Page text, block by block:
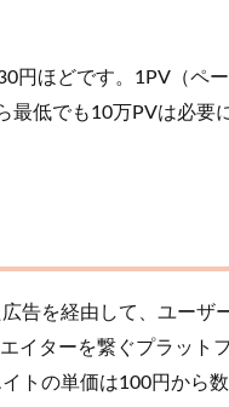
円ほどです。1PV（ペ
最低でも10万PVは必要
告を経由して、ユーザ
イターを繋ぐプラット
トの単価は100円から